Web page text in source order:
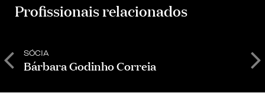
Profissionais relacionados
SÓCIA
Bárbara Godinho Correia